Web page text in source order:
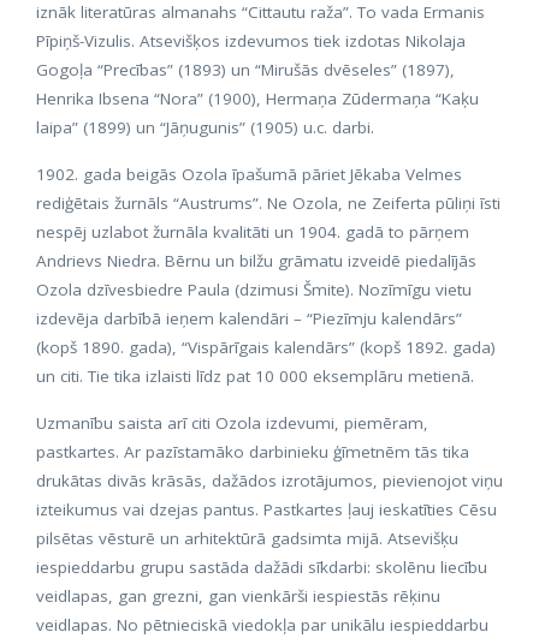
iznāk literatūras almanahs “Cittautu raža”. To vada Ermanis
Pīpiņš-Vizulis. Atsevišķos izdevumos tiek izdotas Nikolaja
Gogoļa “Precības” (1893) un “Mirušās dvēseles” (1897),
Henrika Ibsena “Nora” (1900), Hermaņa Zūdermaņa “Kaķu
laipa” (1899) un “Jāņugunis” (1905) u.c. darbi.
1902. gada beigās Ozola īpašumā pāriet Jēkaba Velmes
rediģētais žurnāls “Austrums”. Ne Ozola, ne Zeiferta pūliņi īsti
nespēj uzlabot žurnāla kvalitāti un 1904. gadā to pārņem
Andrievs Niedra. Bērnu un bilžu grāmatu izveidē piedalījās
Ozola dzīvesbiedre Paula (dzimusi Šmite). Nozīmīgu vietu
izdevēja darbībā ieņem kalendāri – “Piezīmju kalendārs”
(kopš 1890. gada), “Vispārīgais kalendārs” (kopš 1892. gada)
un citi. Tie tika izlaisti līdz pat 10 000 eksemplāru metienā.
Uzmanību saista arī citi Ozola izdevumi, piemēram,
pastkartes. Ar pazīstamāko darbinieku ģīmetnēm tās tika
drukātas divās krāsās, dažādos izrotājumos, pievienojot viņu
izteikumus vai dzejas pantus. Pastkartes ļauj ieskatīties Cēsu
pilsētas vēsturē un arhitektūrā gadsimta mijā. Atsevišķu
iespieddarbu grupu sastāda dažādi sīkdarbi: skolēnu liecību
veidlapas, gan grezni, gan vienkārši iespiestās rēķinu
veidlapas. No pētnieciskā viedokļa par unikālu iespieddarbu